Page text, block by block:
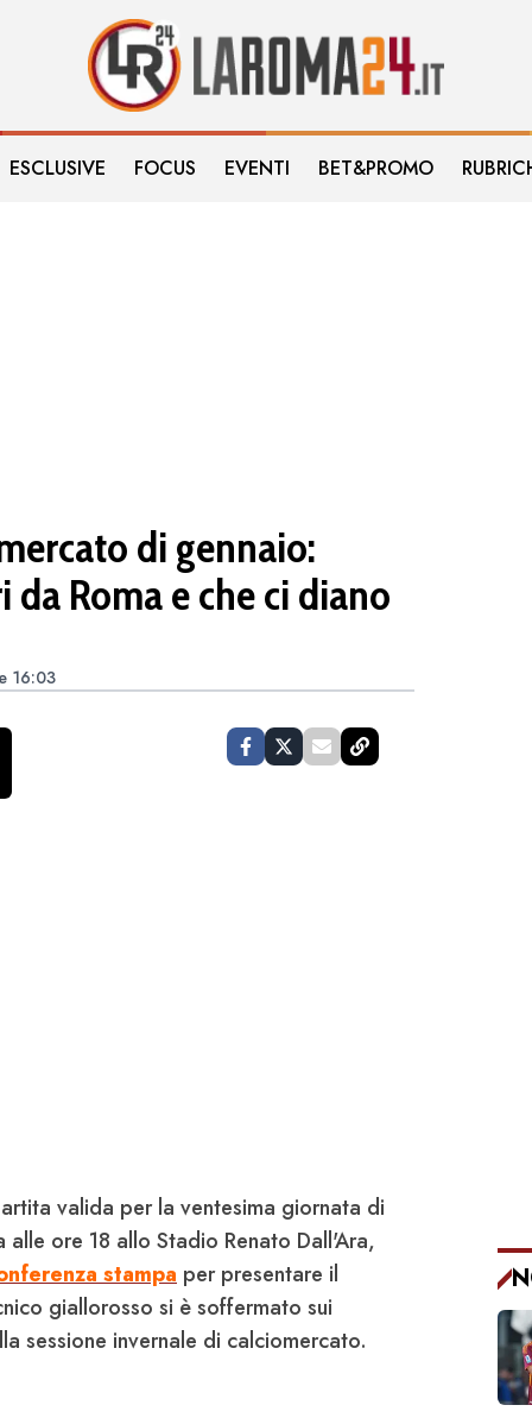
ESCLUSIVE FOCUS EVENTI BET&PROMO
di gennaio:
Roma e che ci diano
16:03
valida per la ventesima giornata di
ore 18 allo Stadio Renato Dall'Ara,
stampa per presentare il
giallorosso si è soffermato sui
sessione invernale di calciomercato.